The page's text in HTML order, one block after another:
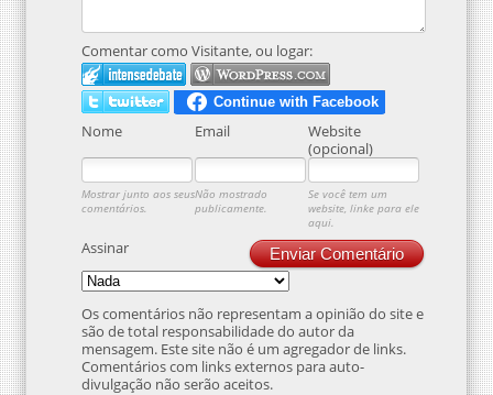
Comentar como Visitante, ou logar:
Nome Email
Website
(opcional)
Mostrar junto aos seus
comentários.
Não mostrado
publicamente.
Se você tem um
website, linke para ele
aqui.
Enviar Comentário
Assinar
Os comentários não representam a opinião do site e
são de total responsabilidade do autor da
mensagem. Este site não é um agregador de links.
Comentários com links externos para auto-
divulgação não serão aceitos.